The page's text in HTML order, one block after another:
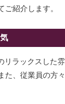
ご紹介します。
リラックスした
た、従業員の方